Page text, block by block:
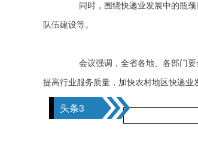
同时，围绕快递业发展中的瓶颈
队伍建设等。
会议强调，全省各地、各部门要
提高行业服务质量，加快农村地区快递业
头条3